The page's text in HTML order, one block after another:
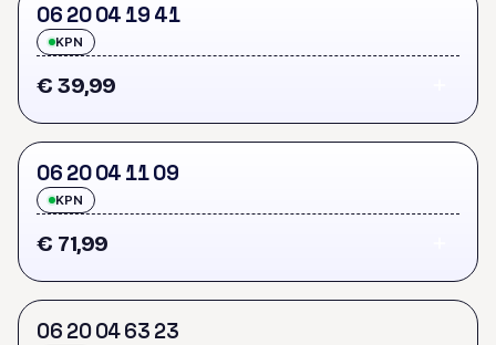
06 2004 19 41
KPN
€ 39,99
06 2004 1109
KPN
€ 71,99
06 200463 23